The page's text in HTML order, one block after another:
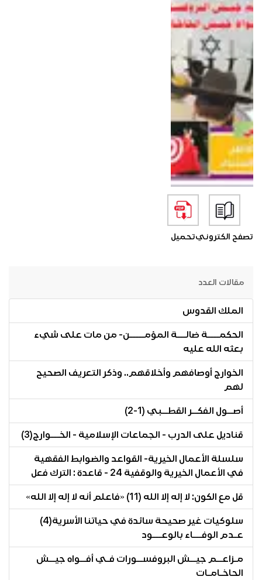
تصفح الكترونيتحميل
مقالات العدد
الملك القدوس
الحكمــــة ضالـــة المؤمـــــن- من مات على شيء
بعثه الله عليه
الخوارج أوصافهم وأخلاقهم.. وذكر التعريف الصحيح
لهم
أصــول الفكــر القطــبي (1-2)
قناديل على الدرب - الجماعات الإسلامية - الخـــوارج(3)
سلسلة الأعمال الخيرية- القواعد والضوابط الفقهية
في الأعمال الخيرية والوقفية 24 - قاعدة : الترك فعل
قل مع الكون: لا إله إلا الله (11) «فاعلم أنه لا إله إلا الله»
سلوكيات غير صحيحة سائدة في حياتنا الأسرية(4)
عـدم الوفـــاء بالوعـــود
مـزاعــم جيــش البروفســورات فـي أفــواه جيــش
الحاخـامـات